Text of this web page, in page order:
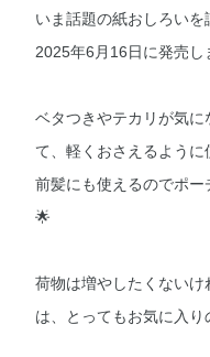
いま話題の紙おしろい
2025年6月16日に発売し
ベタつきやテカリが気
て、軽くおさえるように
前髪にも使えるのでポ
🌟
荷物は増やしたくない
は、とってもお気に入り